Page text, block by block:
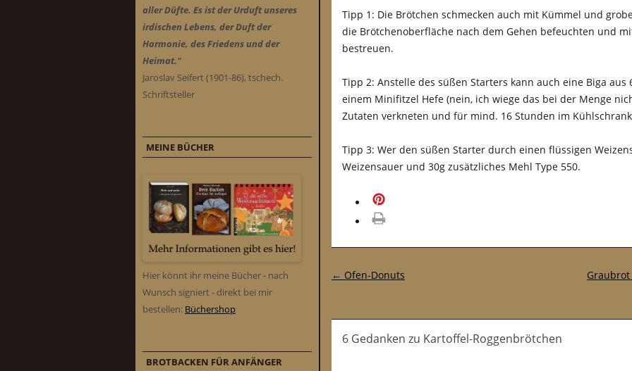
Tipp 1: Die Brötchen schmecken auch mit Kümmel und
die Brötchenoberfläche nach dem Gehen befeuchten und
bestreuen.
Tipp 2: Anstelle des süßen Starters kann auch eine Biga
einem Minifitzel Hefe (nein, ich wiege das bei der Menge
Zutaten verkneten und für mind. 16 Stunden im
Tipp 3: Wer den süßen Starter durch einen flüssigen
Weizensauer und 30g zusätzliches Mehl Type 550.
Post-Navigation
← Ofen-Donuts
6 Gedanken zu Kartoffel-Roggenbrötchen
aller Düfte. Es ist der Urduft unseres
irdischen Lebens, der Duft der
Harmonie, des Friedens und der
Heimat."
Jaroslav Seifert (1901-86), tschech.
Schriftsteller
MEINE BÜCHER
Hier könnt ihr meine Bücher - nach
Wunsch signiert - direkt bei mir
bestellen: Büchershop
BROTBACKEN FÜR ANFÄNGER